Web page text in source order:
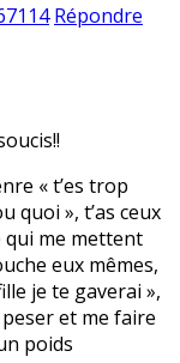
Répondre
« t’es trop
quoi », t’as ceux
me mettent
eux mêmes,
je te gaverai »,
peser et me faire
poids